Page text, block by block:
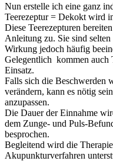
Nun erstelle ich eine ganz
Teerezeptur = Dekokt wird
Diese Teerezepturen
Anleitung zu. Sie sind
Wirkung jedoch häufig
Gelegentlich kommen auch
Einsatz.
Falls sich die Beschwerden
verändern, kann es nötig
anzupassen.
Die Dauer der Einnahme
dem Zunge- und Puls-
besprochen.
Begleitend wird die
Akupunkturverfahren